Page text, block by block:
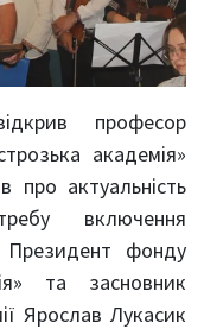
професор
академія»
про актуальність
включення
Президент фонду
та засновник
Ярослав Лукасик